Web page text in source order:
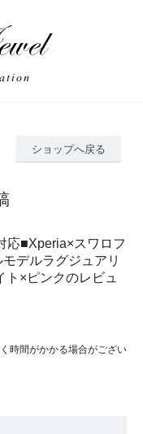
ショップへ戻る
応■Xperia×スワロフ
デルラグジュアリ
ト×ピンクのレビュ
時間がかかる場合がござい